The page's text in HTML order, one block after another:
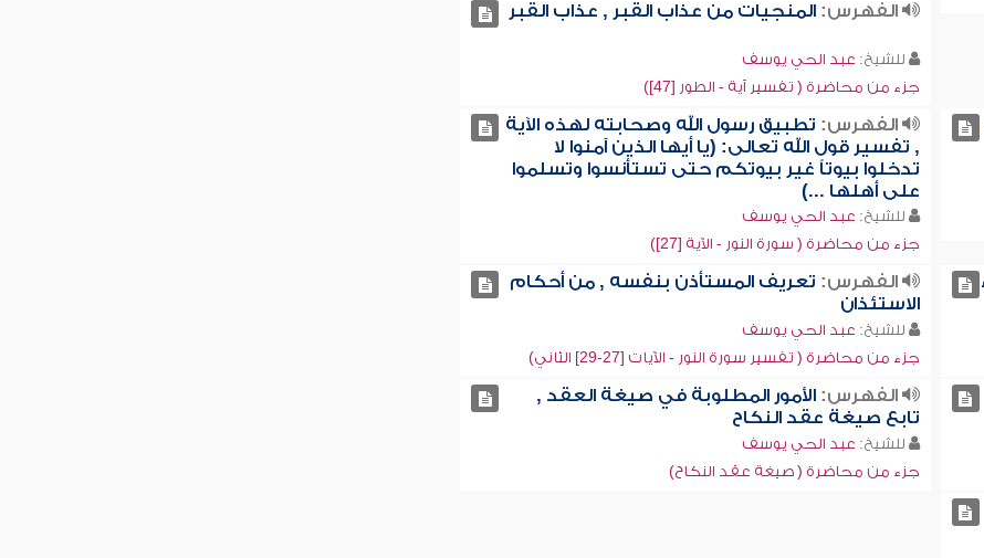
الفهرس: المنجيات من عذاب القبر , عذاب القبر
للشيخ: عبد الحي يوسف
جزء من محاضرة ( تفسير آية - الطور [47])
الفهرس: تطبيق رسول الله وصحابته لهذه الآية
, تفسير قول الله تعالى: (يا أيها الذين آمنوا لا
تدخلوا بيوتاً غير بيوتكم حتى تستأنسوا وتسلموا
على أهلها ...)
للشيخ: عبد الحي يوسف
جزء من محاضرة ( سورة النور - الآية [27])
الفهرس: تعريف المستأذن بنفسه , من أحكام
الاستئذان
للشيخ: عبد الحي يوسف
جزء من محاضرة ( تفسير سورة النور - الآيات [27-29] الثاني)
الفهرس: الأمور المطلوبة في صيغة العقد ,
تابع صيغة عقد النكاح
للشيخ: عبد الحي يوسف
جزء من محاضرة ( صيغة عقد النكاح)